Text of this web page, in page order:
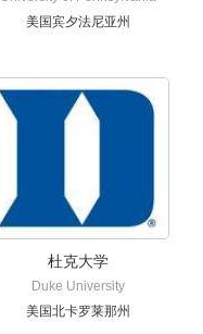
美国宾夕法尼亚州
杜克大学
Duke University
美国北卡罗莱那州